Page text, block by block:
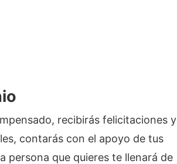
recibirás felicitaciones y
contarás con el apoyo de tus
persona que quieres te llenará de